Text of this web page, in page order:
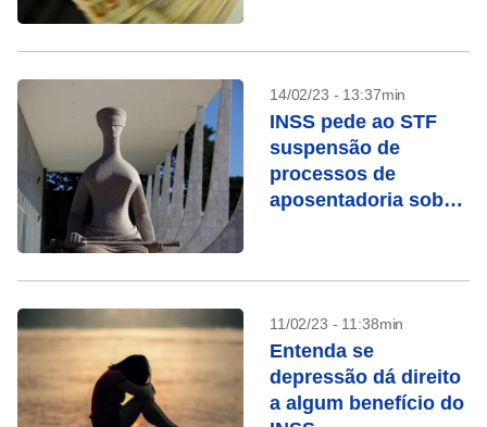
14/02/23 - 13:37min
INSS pede ao STF
suspensão de
processos de
aposentadoria sob
11/02/23 - 11:38min
Entenda se
depressão dá direito
a algum benefício do